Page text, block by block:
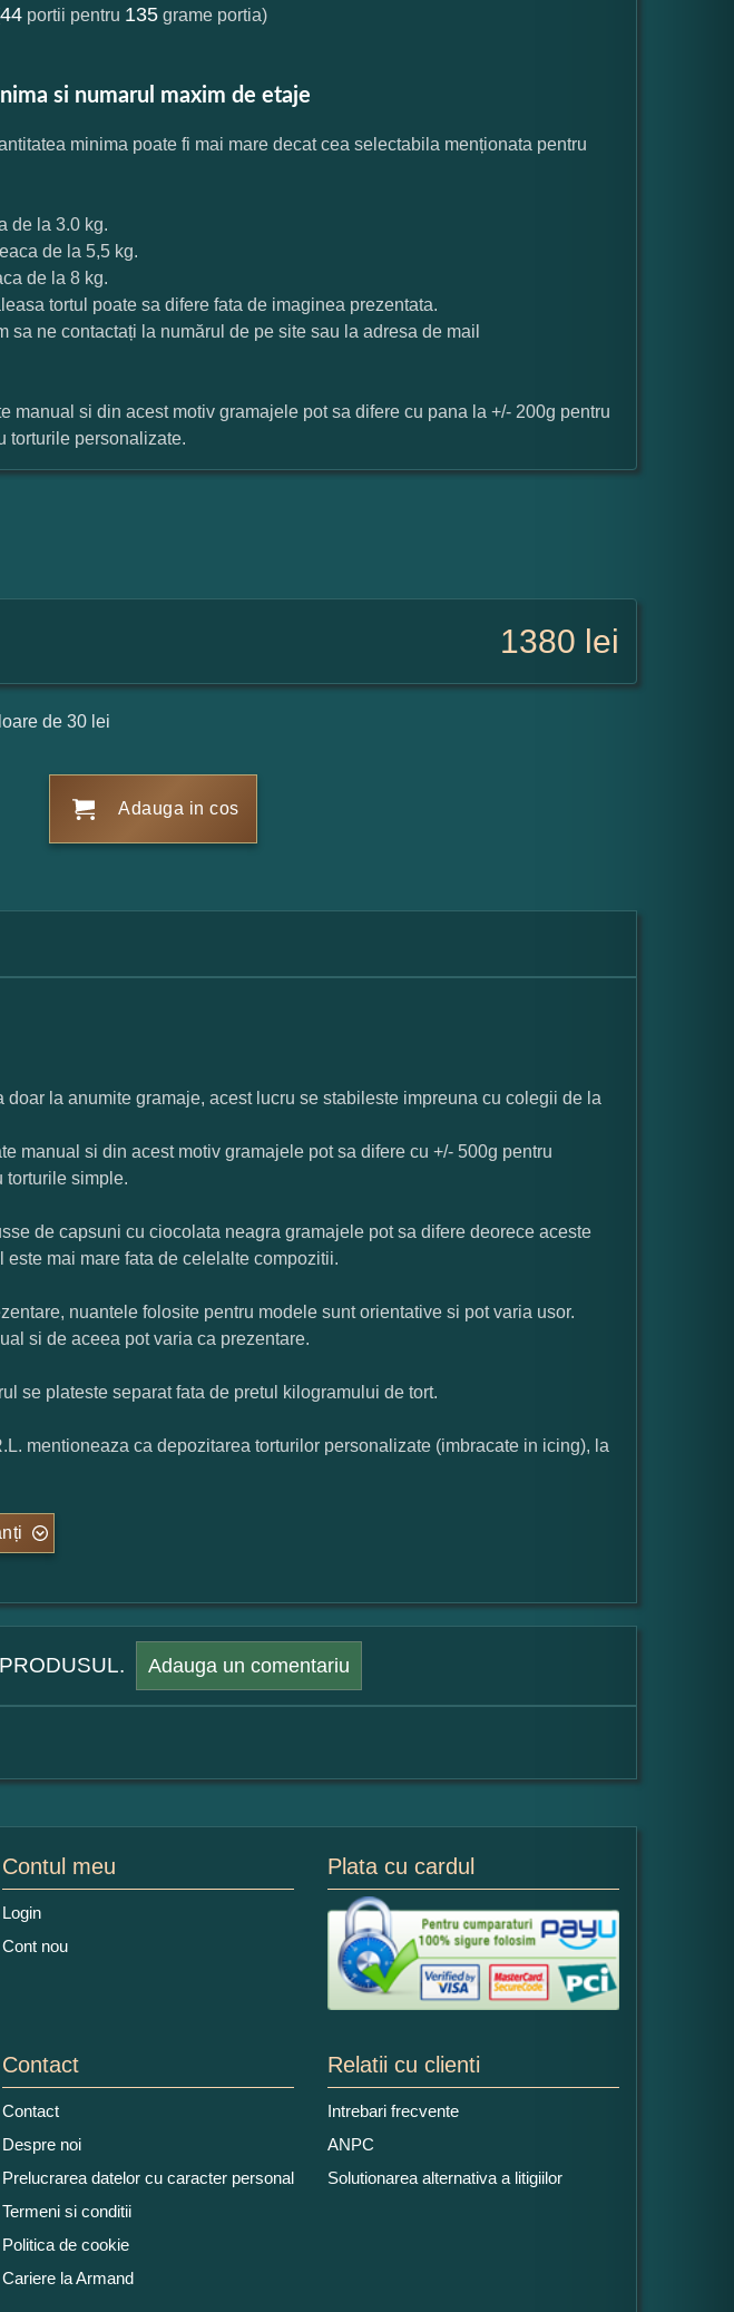
44 portii pentru 135 grame portia)
si numarul maxim de etaje
minima poate fi mai mare decat cea selectabila menționata pentru
de la 3.0 kg.
de la 5,5 kg.
de la 8 kg.
tortul poate sa difere fata de imaginea prezentata.
sa ne contactați la numărul de pe site sau la adresa de mail
manual si din acest motiv gramajele pot sa difere cu pana la +/- 200g pentru
torturile personalizate.
1380 lei
de 30 lei
Adauga in cos
la anumite gramaje, acest lucru se stabileste impreuna cu colegii de la
manual si din acest motiv gramajele pot sa difere cu +/- 500g pentru
torturile simple.
de capsuni cu ciocolata neagra gramajele pot sa difere deorece aceste
mai mare fata de celelalte compozitii.
nuantele folosite pentru modele sunt orientative si pot varia usor.
si de aceea pot varia ca prezentare.
se plateste separat fata de pretul kilogramului de tort.
mentioneaza ca depozitarea torturilor personalizate (imbracate in icing), la
Adauga un comentariu
Contul meu
Login
Cont nou
Plata cu cardul
Contact
Contact
Despre noi
Prelucrarea datelor cu caracter personal
Termeni si conditii
Politica de cookie
Cariere la Armand
Relatii cu clienti
Intrebari frecvente
ANPC
Solutionarea alternativa a litigiilor